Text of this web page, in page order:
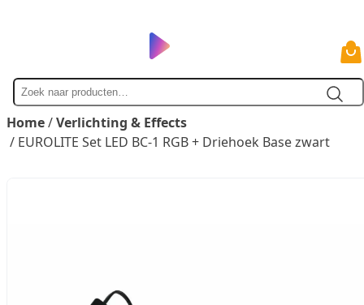
Zoek
naar
Home/Verlichting & Effects
/ EUROLITE Set LED BC-1 RGB + Driehoek Base zwart